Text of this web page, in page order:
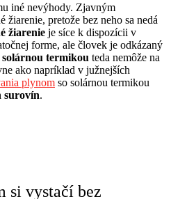
iné nevýhody. Zjavným
žiarenie, pretože bez neho sa nedá
žiarenie je síce k dispozícii v
forme, ale človek je odkázaný
solárnou termikou teda nemôže na
ako napríklad v južnejších
plynom so solárnou termikou
surovín.
si vystačí bez